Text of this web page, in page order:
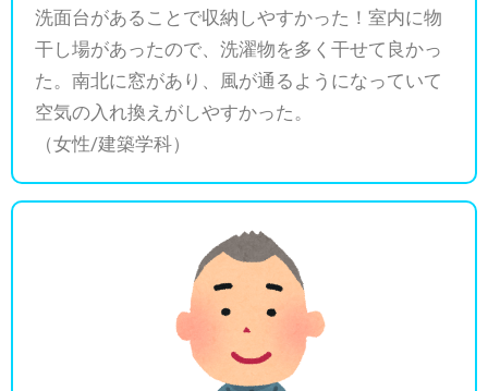
洗面台があることで収納しやすかった！室内に物
干し場があったので、洗濯物を多く干せて良かっ
た。南北に窓があり、風が通るようになっていて
空気の入れ換えがしやすかった。
（女性/建築学科）